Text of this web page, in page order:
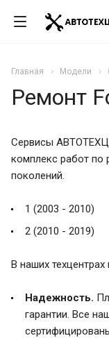
Главная Модели
Ремонт
Сервисы
комплекс работ по
поколений.
1 (2003 - 2010)
2 (2010 - 2019)
В наших
Надежность.
гарантии. Все